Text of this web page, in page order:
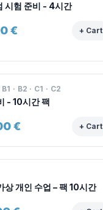
시험 준비 - 4시간
€ + Cart
· B2 · C1 · C2
- 10시간 팩
€ + Cart
상 개인 수업 – 팩 10시간